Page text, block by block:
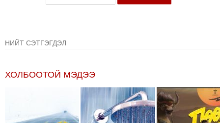
НИЙТ СЭТГЭГДЭЛ
ХОЛБООТОЙ МЭДЭЭ